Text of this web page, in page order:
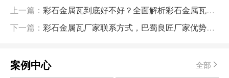
上一篇： 彩石金属瓦到底好不好？全面解析彩石金属瓦的优缺点
下一篇： 彩石金属瓦厂家联系方式，巴蜀良匠厂家优势解析
案例中心 全部